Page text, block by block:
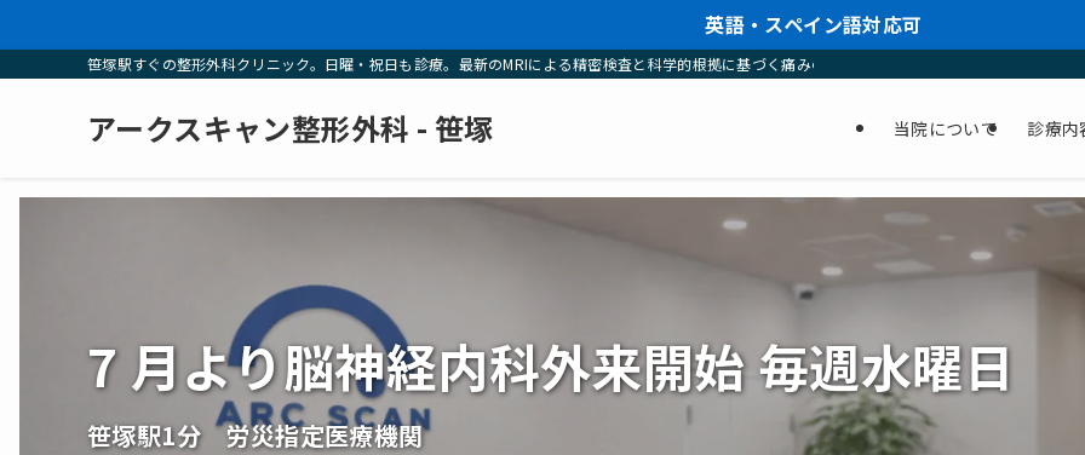
英語・スペイン語対応可
笹塚駅すぐの整形外科クリニック。日曜・祝日も診療。最新のMRIによる精密検査と科学的根拠に基づく痛みの治療で、忙しい方でも通院回数を最小
アークスキャン整形外科 - 笹塚 当院について 診療内
7 月より脳神経内科外来開始 毎週水曜日
笹塚駅1分 労災指定医療機関